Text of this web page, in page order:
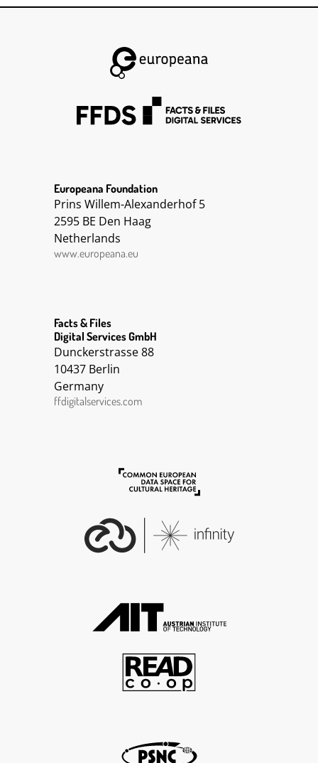
Europeana Foundation
Prins Willem-Alexanderhof 5
2595 BE Den Haag
Netherlands
www.europeana.eu
Facts & Files
Digital Services GmbH
Dunckerstrasse 88
10437 Berlin
Germany
ffdigitalservices.com